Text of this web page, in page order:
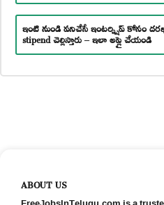
ఇంటి నుండి పనిచేసే ఇంటర్న్షిప్ కోసం
stipend చెల్లిస్తారు – ఇలా అప్లై చేయండి
ABOUT US